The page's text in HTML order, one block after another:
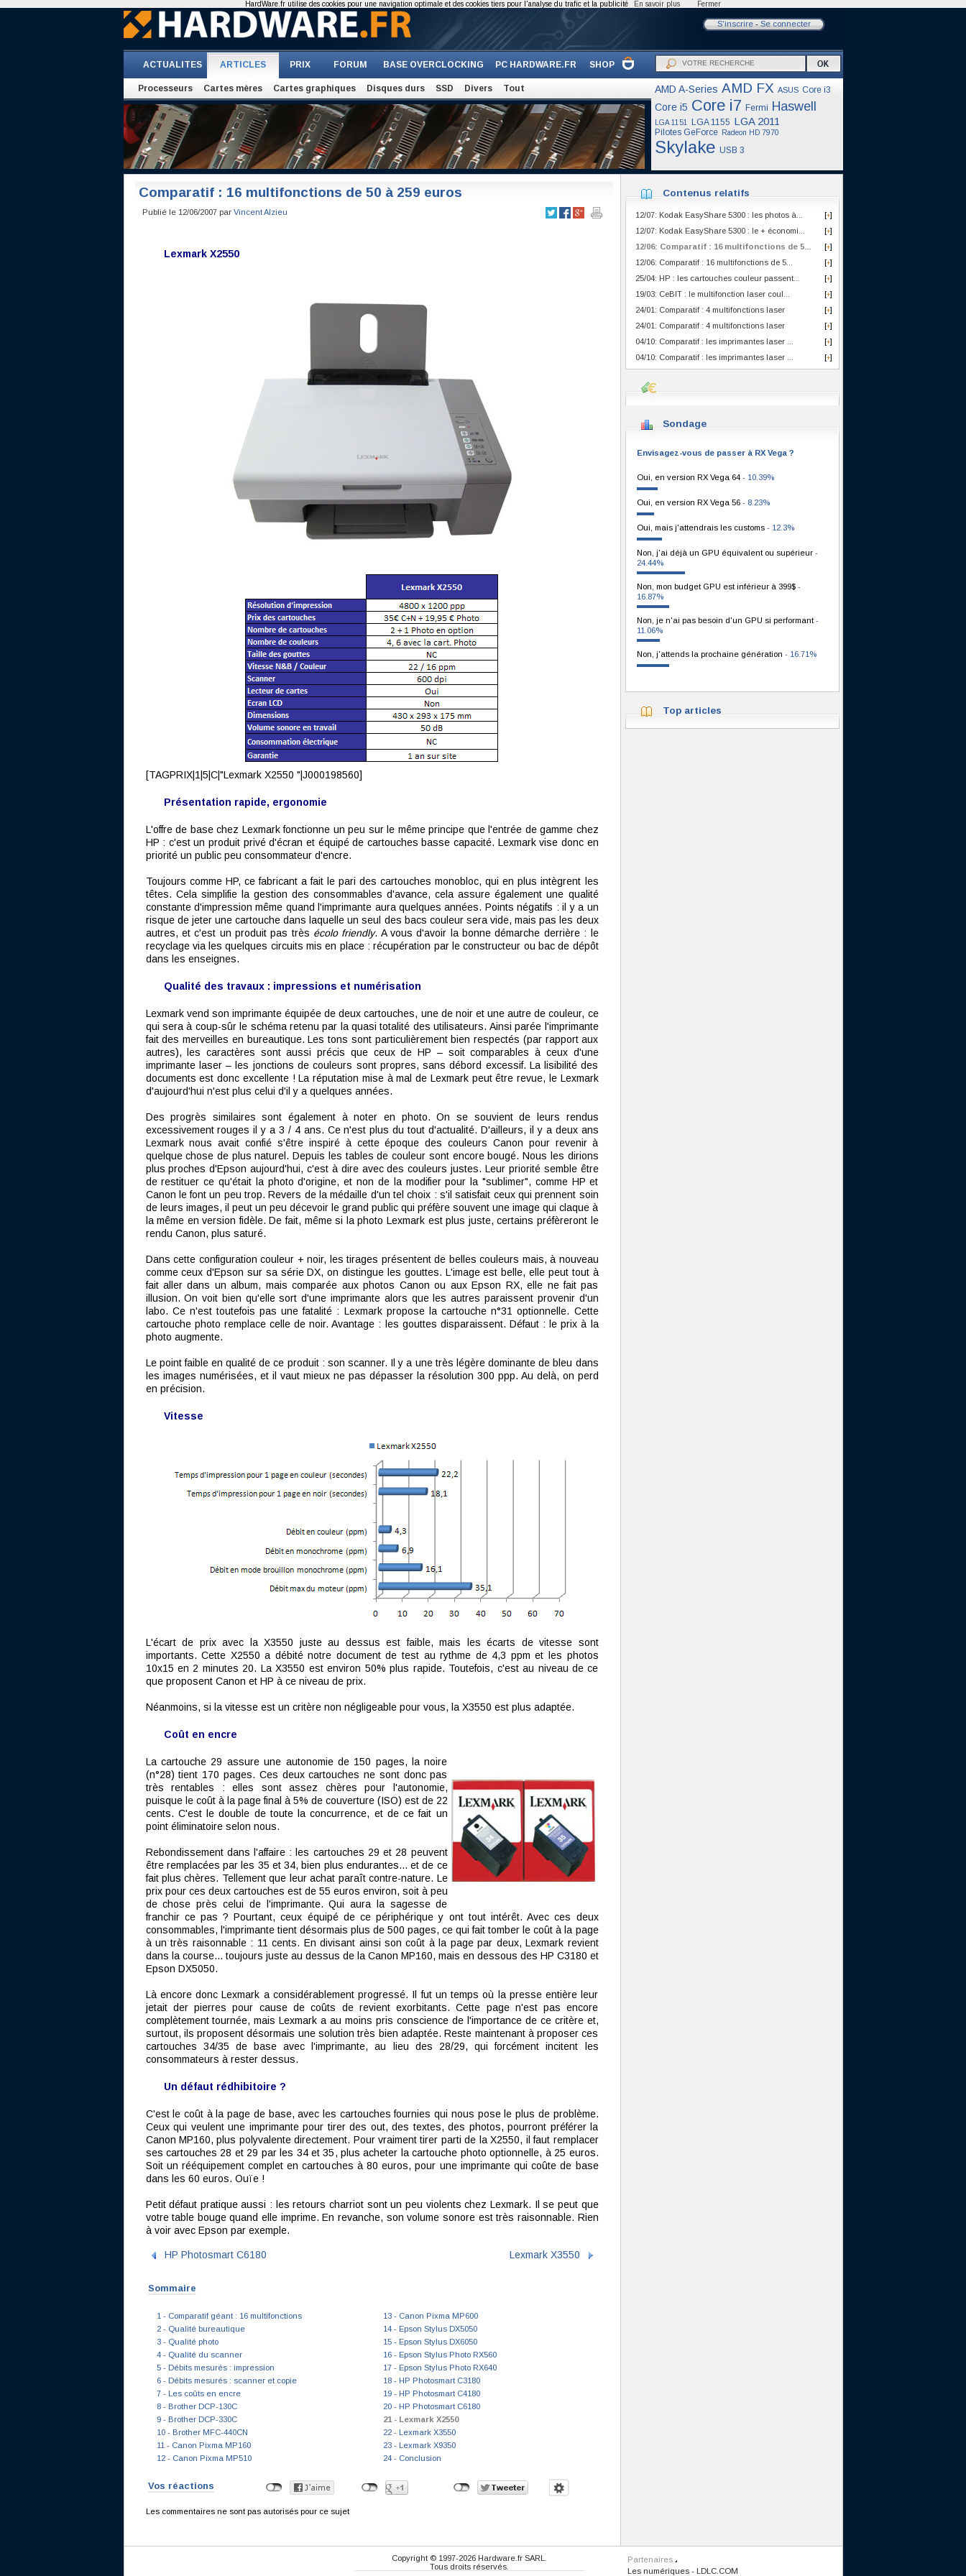
S'inscrire- Se connecter
ACTUALITES ARTICLES PRIX FORUM BASE OVERCLOCKING PC HARDWARE.FR SHOP
Processeurs Cartes mères Cartes graphiques Disques durs SSD Divers Tout AMD A-Series AMD FX ASUS Core i3
Core i5 Core i7 Fermi Haswell
LGA 1151 LGA 1155 LGA 2011
Pilotes GeForce Radeon HD 7970
Skylake USB 3
Comparatif : 16 multifonctions de 50 à 259 euros
Publié le 12/06/2007 par Vincent Alzieu
Lexmark X2550
[TAGPRIX|1|5|C|"Lexmark X2550 "|J000198560]
Présentation rapide, ergonomie
L'offre de base chez Lexmark fonctionne un peu sur le même principe que l'entrée de gamme chez
HP : c'est un produit privé d'écran et équipé de cartouches basse capacité. Lexmark vise donc en
priorité un public peu consommateur d'encre.
Toujours comme HP, ce fabricant a fait le pari des cartouches monobloc, qui en plus intègrent les
têtes. Cela simplifie la gestion des consommables d'avance, cela assure également une qualité
constante d'impression même quand l'imprimante aura quelques années. Points négatifs : il y a un
risque de jeter une cartouche dans laquelle un seul des bacs couleur sera vide, mais pas les deux
autres, et c'est un produit pas très écolo friendly. A vous d'avoir la bonne démarche derrière : le
recyclage via les quelques circuits mis en place : récupération par le constructeur ou bac de dépôt
dans les enseignes.
Qualité des travaux : impressions et numérisation
Lexmark vend son imprimante équipée de deux cartouches, une de noir et une autre de couleur, ce
qui sera à coup-sûr le schéma retenu par la quasi totalité des utilisateurs. Ainsi parée l'imprimante
fait des merveilles en bureautique. Les tons sont particulièrement bien respectés (par rapport aux
autres), les caractères sont aussi précis que ceux de HP – soit comparables à ceux d'une
imprimante laser – les jonctions de couleurs sont propres, sans débord excessif. La lisibilité des
documents est donc excellente ! La réputation mise à mal de Lexmark peut être revue, le Lexmark
d'aujourd'hui n'est plus celui d'il y a quelques années.
Des progrès similaires sont également à noter en photo. On se souvient de leurs rendus
excessivement rouges il y a 3 / 4 ans. Ce n'est plus du tout d'actualité. D'ailleurs, il y a deux ans
Lexmark nous avait confié s'être inspiré à cette époque des couleurs Canon pour revenir à
quelque chose de plus naturel. Depuis les tables de couleur sont encore bougé. Nous les dirions
plus proches d'Epson aujourd'hui, c'est à dire avec des couleurs justes. Leur priorité semble être
de restituer ce qu'était la photo d'origine, et non de la modifier pour la "sublimer", comme HP et
Canon le font un peu trop. Revers de la médaille d'un tel choix : s'il satisfait ceux qui prennent soin
de leurs images, il peut un peu décevoir le grand public qui préfère souvent une image qui claque à
la même en version fidèle. De fait, même si la photo Lexmark est plus juste, certains préfèreront le
rendu Canon, plus saturé.
Dans cette configuration couleur + noir, les tirages présentent de belles couleurs mais, à nouveau
comme ceux d'Epson sur sa série DX, on distingue les gouttes. L'image est belle, elle peut tout à
fait aller dans un album, mais comparée aux photos Canon ou aux Epson RX, elle ne fait pas
illusion. On voit bien qu'elle sort d'une imprimante alors que les autres paraissent provenir d'un
labo. Ce n'est toutefois pas une fatalité : Lexmark propose la cartouche n°31 optionnelle. Cette
cartouche photo remplace celle de noir. Avantage : les gouttes disparaissent. Défaut : le prix à la
photo augmente.
Le point faible en qualité de ce produit : son scanner. Il y a une très légère dominante de bleu dans
les images numérisées, et il vaut mieux ne pas dépasser la résolution 300 ppp. Au delà, on perd
en précision.
Vitesse
L'écart de prix avec la X3550 juste au dessus est faible, mais les écarts de vitesse sont
importants. Cette X2550 a débité notre document de test au rythme de 4,3 ppm et les photos
10x15 en 2 minutes 20. La X3550 est environ 50% plus rapide. Toutefois, c'est au niveau de ce
que proposent Canon et HP à ce niveau de prix.
Néanmoins, si la vitesse est un critère non négligeable pour vous, la X3550 est plus adaptée.
Coût en encre
La cartouche 29 assure une autonomie de 150 pages, la noire
(n°28) tient 170 pages. Ces deux cartouches ne sont donc pas
très rentables : elles sont assez chères pour l'autonomie,
puisque le coût à la page final à 5% de couverture (ISO) est de 22
cents. C'est le double de toute la concurrence, et de ce fait un
point éliminatoire selon nous.
Rebondissement dans l'affaire : les cartouches 29 et 28 peuvent
être remplacées par les 35 et 34, bien plus endurantes... et de ce
fait plus chères. Tellement que leur achat paraît contre-nature. Le
prix pour ces deux cartouches est de 55 euros environ, soit à peu
de chose près celui de l'imprimante. Qui aura la sagesse de
franchir ce pas ? Pourtant, ceux équipé de ce périphérique y ont tout intérêt. Avec ces deux
consommables, l'imprimante tient désormais plus de 500 pages, ce qui fait tomber le coût à la page
à un très raisonnable : 11 cents. En divisant ainsi son coût à la page par deux, Lexmark revient
dans la course... toujours juste au dessus de la Canon MP160, mais en dessous des HP C3180 et
Epson DX5050.
Là encore donc Lexmark a considérablement progressé. Il fut un temps où la presse entière leur
jetait der pierres pour cause de coûts de revient exorbitants. Cette page n'est pas encore
complètement tournée, mais Lexmark a au moins pris conscience de l'importance de ce critère et,
surtout, ils proposent désormais une solution très bien adaptée. Reste maintenant à proposer ces
cartouches 34/35 de base avec l'imprimante, au lieu des 28/29, qui forcément incitent les
consommateurs à rester dessus.
Un défaut rédhibitoire ?
C'est le coût à la page de base, avec les cartouches fournies qui nous pose le plus de problème.
Ceux qui veulent une imprimante pour tirer des out, des textes, des photos, pourront préférer la
Canon MP160, plus polyvalente directement. Pour vraiment tirer parti de la X2550, il faut remplacer
ses cartouches 28 et 29 par les 34 et 35, plus acheter la cartouche photo optionnelle, à 25 euros.
Soit un rééquipement complet en cartouches à 80 euros, pour une imprimante qui coûte de base
dans les 60 euros. Ouïe !
Petit défaut pratique aussi : les retours charriot sont un peu violents chez Lexmark. Il se peut que
votre table bouge quand elle imprime. En revanche, son volume sonore est très raisonnable. Rien
à voir avec Epson par exemple.
HP Photosmart C6180 Lexmark X3550
Sommaire
1 - Comparatif géant : 16 multifonctions
2 - Qualité bureautique
3 - Qualité photo
4 - Qualité du scanner
5 - Débits mesurés : impression
6 - Débits mesurés : scanner et copie
7 - Les coûts en encre
8 - Brother DCP-130C
9 - Brother DCP-330C
10 - Brother MFC-440CN
11 - Canon Pixma MP160
12 - Canon Pixma MP510
13 - Canon Pixma MP600
14 - Epson Stylus DX5050
15 - Epson Stylus DX6050
16 - Epson Stylus Photo RX560
17 - Epson Stylus Photo RX640
18 - HP Photosmart C3180
19 - HP Photosmart C4180
20 - HP Photosmart C6180
21 - Lexmark X2550
22 - Lexmark X3550
23 - Lexmark X9350
24 - Conclusion
Vos réactions
Les commentaires ne sont pas autorisés pour ce sujet
Contenus relatifs
[+]
12/07: Kodak EasyShare 5300 : les photos à...
[+]
12/07: Kodak EasyShare 5300 : le + économi...
[+]
12/06: Comparatif : 16 multifonctions de 5...
[+]
12/06: Comparatif : 16 multifonctions de 5...
[+]
25/04: HP : les cartouches couleur passent...
[+]
19/03: CeBIT : le multifonction laser coul...
[+]
24/01: Comparatif : 4 multifonctions laser
[+]
24/01: Comparatif : 4 multifonctions laser
[+]
04/10: Comparatif : les imprimantes laser ...
[+]
04/10: Comparatif : les imprimantes laser ...
Sondage
Envisagez-vous de passer à RX Vega ?
Oui, en version RX Vega 64 - 10.39%
Oui, en version RX Vega 56 - 8.23%
Oui, mais j'attendrais les customs - 12.3%
Non, j'ai déjà un GPU équivalent ou supérieur -
24.44%
Non, mon budget GPU est inférieur à 399$ -
16.87%
Non, je n'ai pas besoin d'un GPU si performant -
11.06%
Non, j'attends la prochaine génération - 16.71%
Top articles
Copyright © 1997-2026 Hardware.fr SARL.
Tous droits réservés.
Partenaires
Les numériques- LDLC.COM
HardWare.fr utilise des cookies pour une navigation optimale et des cookies tiers pour l'analyse du trafic et la publicité En savoir plus Fermer